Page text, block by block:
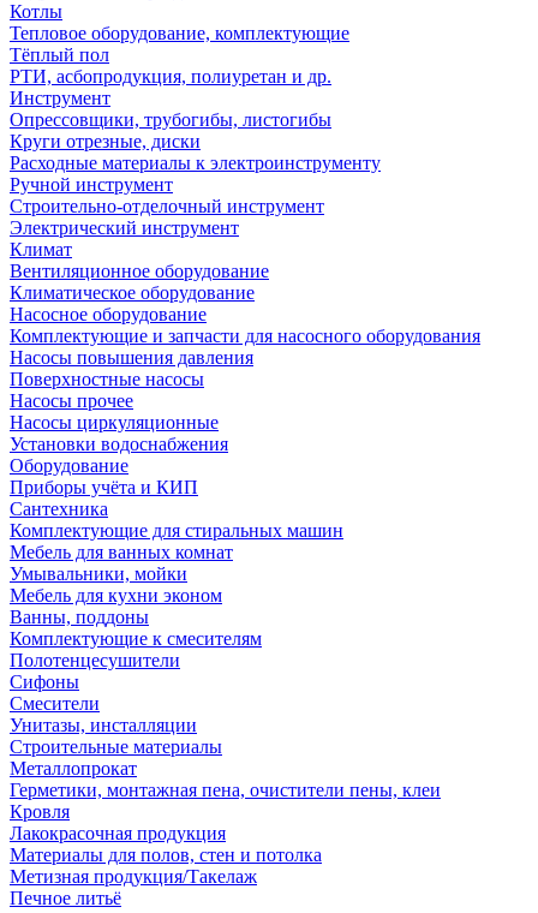
Котлы
Тепловое оборудование, комплектующие
Тёплый пол
РТИ, асбопродукция, полиуретан и др.
Инструмент
Опрессовщики, трубогибы, листогибы
Круги отрезные, диски
Расходные материалы к электроинструменту
Ручной инструмент
Строительно-отделочный инструмент
Электрический инструмент
Климат
Вентиляционное оборудование
Климатическое оборудование
Насосное оборудование
Комплектующие и запчасти для насосного оборудования
Насосы повышения давления
Поверхностные насосы
Насосы прочее
Насосы циркуляционные
Установки водоснабжения
Оборудование
Приборы учёта и КИП
Сантехника
Комплектующие для стиральных машин
Мебель для ванных комнат
Умывальники, мойки
Мебель для кухни эконом
Ванны, поддоны
Комплектующие к смесителям
Полотенцесушители
Сифоны
Смесители
Унитазы, инсталляции
Строительные материалы
Металлопрокат
Герметики, монтажная пена, очистители пены, клеи
Кровля
Лакокрасочная продукция
Материалы для полов, стен и потолка
Метизная продукция/Такелаж
Печное литьё